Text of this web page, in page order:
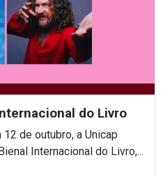
do Livro
de outubro, a Unicap
Internacional do Livro,...